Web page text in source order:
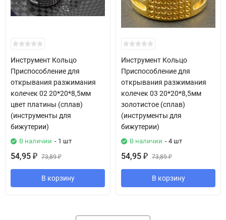
Инструмент Кольцо
Приспособление для
открывания разжимания
колечек 02 20*20*8,5мм
цвет платины (сплав)
(инструменты для
бижутерии)
В наличии - 1 шт
54,95 ₽ 73,89₽
В корзину
Инструмент Кольцо
Приспособление для
открывания разжимания
колечек 03 20*20*8,5мм
золотистое (сплав)
(инструменты для
бижутерии)
В наличии - 4 шт
54,95 ₽ 73,89₽
В корзину